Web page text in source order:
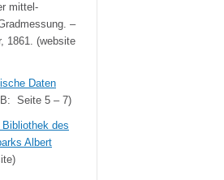
mittel-
–
1861. (website
Daten
Seite 5 – 7)
Bibliothek des
Albert